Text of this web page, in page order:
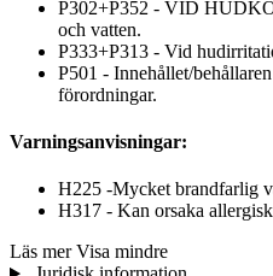
P302+P352 - VID
och vatten.
P333+P313 - Vid
P501 - Innehållet/
förordningar.
Varningsanvisningar:
H225 -Mycket brandfarlig
H317 - Kan orsaka
Läs mer Visa mindre